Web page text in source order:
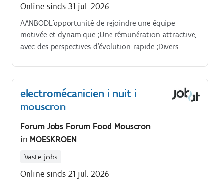
Online sinds 31 jul. 2026
AANBODL’opportunité de rejoindre une équipe
motivée et dynamique ;Une rémunération attractive,
avec des perspectives d’évolution rapide ;Divers
possibilité d’un contrat fixe à la clé ;L’intégration
dans une entreprise solide, stable et en constante
évolution. STUDIEVEREISTENGeen specifieke
studievereisten
electromécanicien i nuit i
mouscron
Forum Jobs Forum Food Mouscron
in MOESKROEN
Vaste jobs
Online sinds 21 jul. 2026